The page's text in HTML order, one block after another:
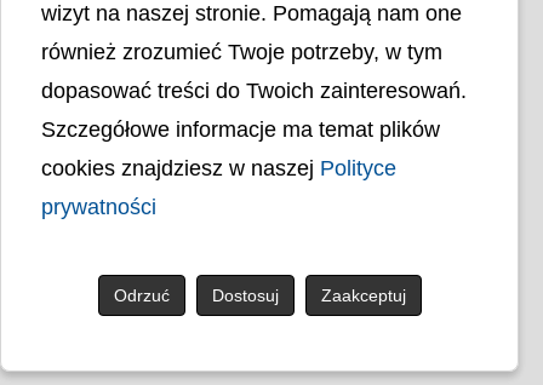
Liczba odwiedzin
Polityka prywatności
Mapa strony
Ochrona Danych Osobowych
Deklaracja Dostępności
© uck.katowice.pl.
wizyt na naszej stronie. Pomagają nam one
również zrozumieć Twoje potrzeby, w tym
dopasować treści do Twoich zainteresowań.
Szczegółowe informacje ma temat plików
cookies znajdziesz w naszej Polityce
prywatności
Odrzuć Dostosuj Zaakceptuj